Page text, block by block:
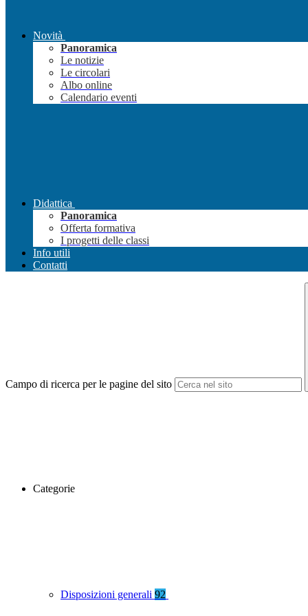
Novità
Panoramica
Le notizie
Le circolari
Albo online
Calendario eventi
Didattica
Panoramica
Offerta formativa
I progetti delle classi
Info utili
Contatti
Campo di ricerca per le pagine del sito
Categorie
Disposizioni generali 92